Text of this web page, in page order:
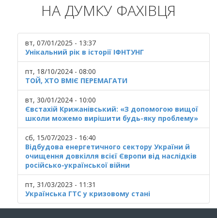
НА ДУМКУ ФАХІВЦЯ
вт, 07/01/2025 - 13:37
Унікальний рік в історії ІФНТУНГ
пт, 18/10/2024 - 08:00
ТОЙ, ХТО ВМІЄ ПЕРЕМАГАТИ
вт, 30/01/2024 - 10:00
Євстахій Крижанівський: «З допомогою вищої
школи можемо вирішити будь-яку проблему»
сб, 15/07/2023 - 16:40
Відбудова енергетичного сектору України й
очищення довкілля всієї Європи від наслідків
російсько-української війни
пт, 31/03/2023 - 11:31
Українська ГТС у кризовому стані